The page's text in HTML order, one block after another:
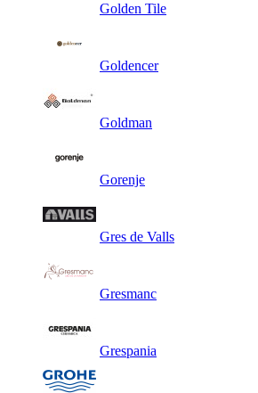
Golden Tile
Goldencer
Goldman
Gorenje
Gres de Valls
Gresmanc
Grespania